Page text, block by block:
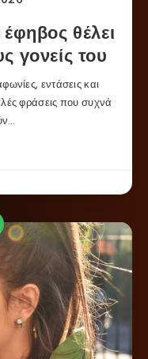
θέλει
γονείς του
εντάσεις και
φράσεις που συχνά